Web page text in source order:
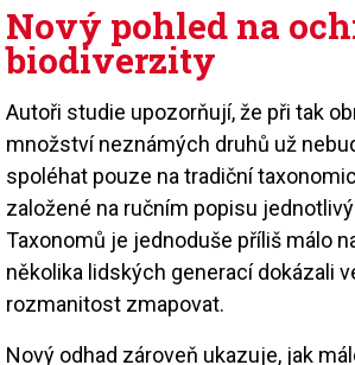
Nový pohled na
biodiverzity
Autoři studie upozorňují, že při tak
množství neznámých druhů už
spoléhat pouze na tradiční
založené na ručním popisu
Taxonomů je jednoduše příliš málo
několika lidských generací dokázali
rozmanitost zmapovat.
Nový odhad zároveň ukazuje, jak